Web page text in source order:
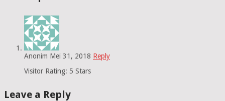
Anonim Mei 31, 2018 Reply
Visitor Rating: 5 Stars
Leave a Reply